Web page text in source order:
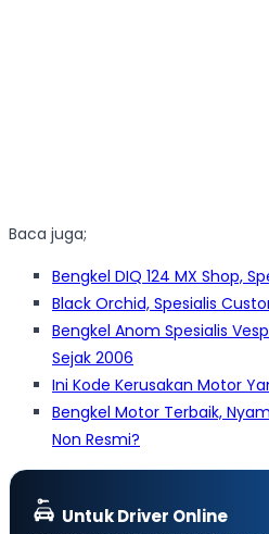
Baca juga;
Bengkel DIQ 124 MX Shop,
Black Orchid, Spesialis
Bengkel Anom Spesialis
Sejak 2006
Ini Kode Kerusakan Motor
Bengkel Motor Terbaik,
Non Resmi?
Untuk Driver Online